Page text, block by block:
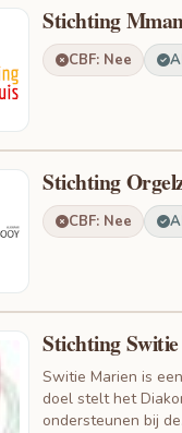
Stichting
CBF: Nee
Stichting
CBF: Nee
Stichting
Switie Marien is
doel stelt het
ondersteunen bij